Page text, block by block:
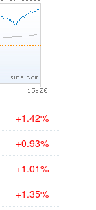
+1.42%
+0.93%
+1.01%
+1.35%